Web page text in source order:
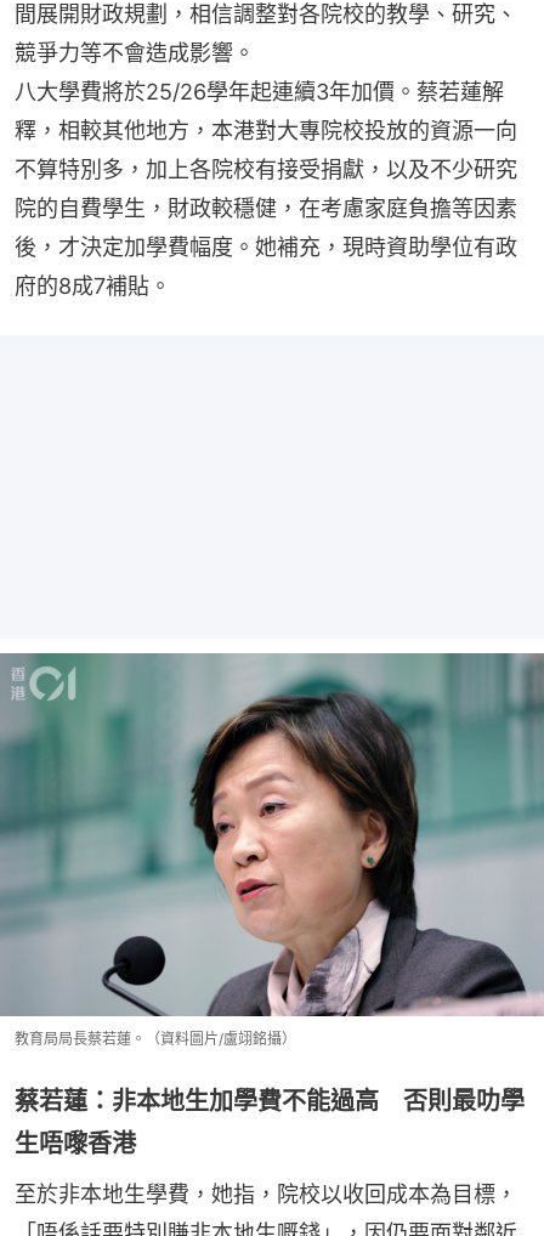
間展開財政規劃，相信調整對各院校的教學、研究、
競爭力等不會造成影響。
八大學費將於25/26學年起連續3年加價。蔡若蓮解
釋，相較其他地方，本港對大專院校投放的資源一向
不算特別多，加上各院校有接受捐獻，以及不少研究
院的自費學生，財政較穩健，在考慮家庭負擔等因素
後，才決定加學費幅度。她補充，現時資助學位有政
府的8成7補貼。
教育局局長蔡若蓮。（資料圖片/盧翊銘攝）
蔡若蓮：非本地生加學費不能過高 否則最叻學
生唔嚟香港
至於非本地生學費，她指，院校以收回成本為目標，